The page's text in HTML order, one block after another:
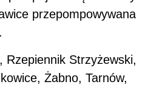
przepompowywana
Strzyżewski,
Żabno, Tarnów,